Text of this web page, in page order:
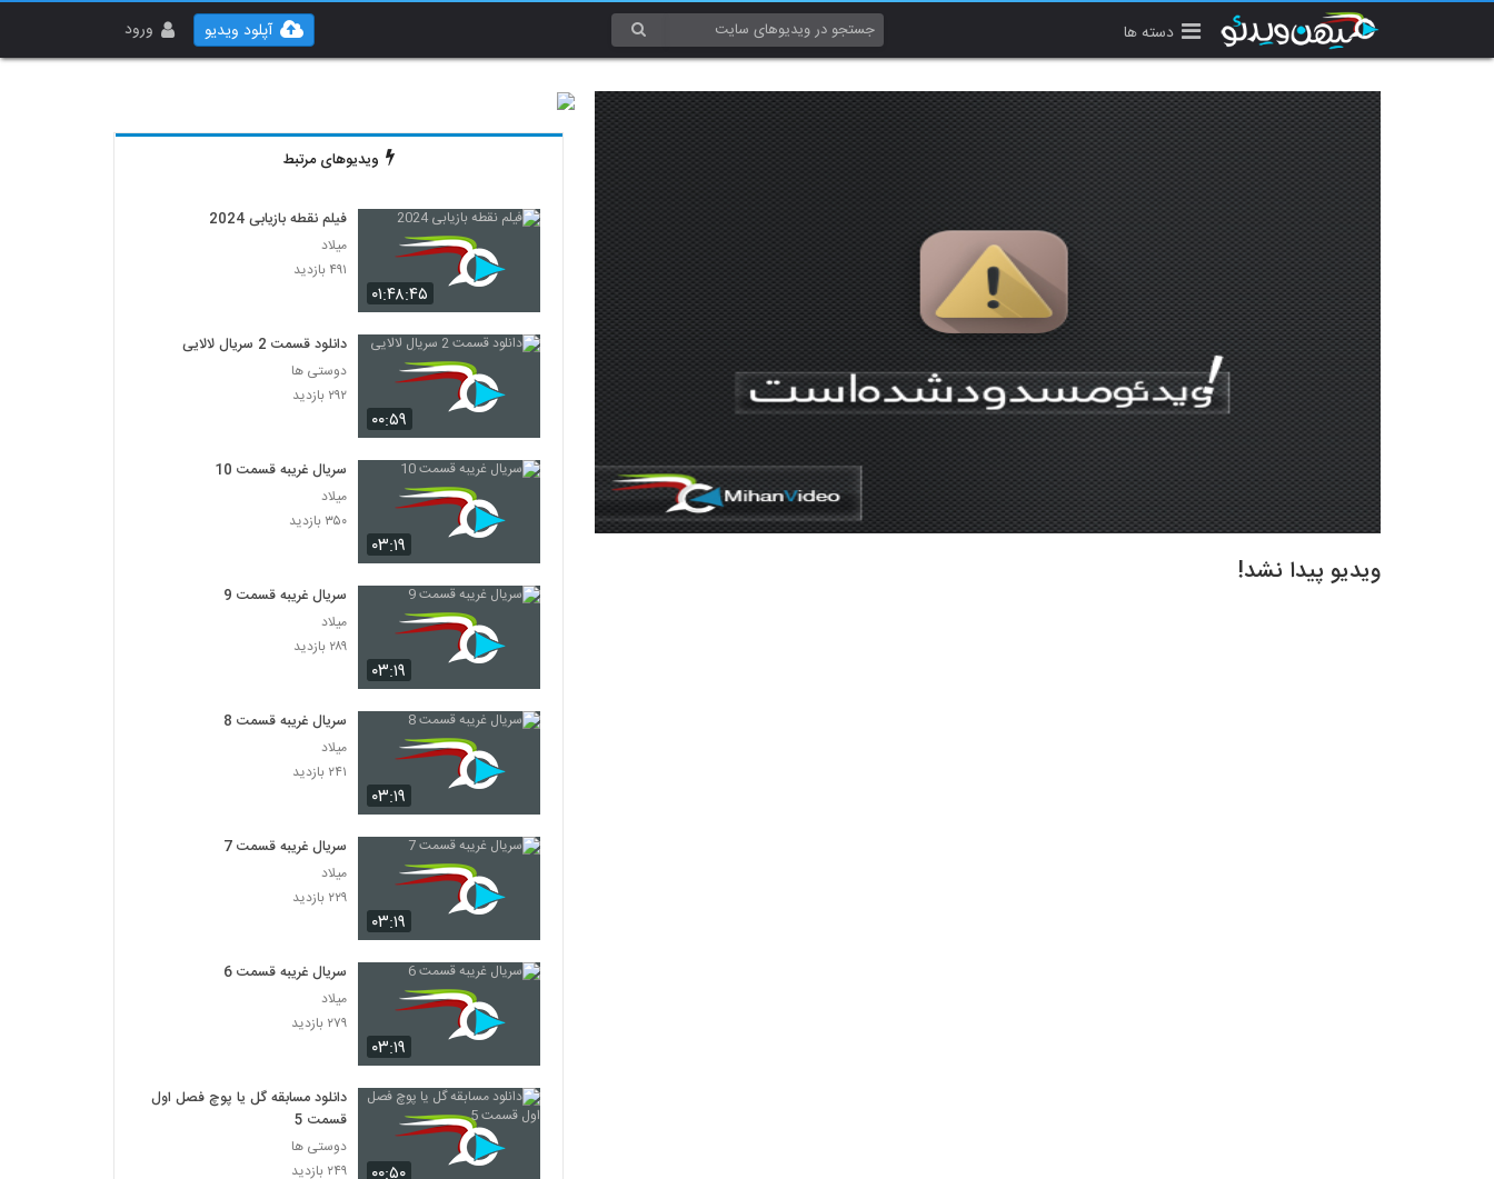
دسته ها ورود آپلود ویدیو
ویدیو پیدا نشد!
ویدیوهای مرتبط
۰۱:۴۸:۴۵
فیلم نقطه بازیابی 2024
میلاد
۴۹۱ بازدید
۰۰:۵۹
دانلود قسمت 2 سریال لالایی
دوستی ها
۲۹۲ بازدید
۰۳:۱۹
سریال غریبه قسمت 10
میلاد
۳۵۰ بازدید
۰۳:۱۹
سریال غریبه قسمت 9
میلاد
۲۸۹ بازدید
۰۳:۱۹
سریال غریبه قسمت 8
میلاد
۲۴۱ بازدید
۰۳:۱۹
سریال غریبه قسمت 7
میلاد
۲۲۹ بازدید
۰۳:۱۹
سریال غریبه قسمت 6
میلاد
۲۷۹ بازدید
دانلود مسابقه گل یا پوچ فصل اول
قسمت 5
دوستی ها
۲۴۹ بازدید